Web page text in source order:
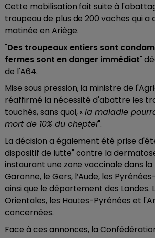
Cette mobilisation fait suite à
troupeau de plus de 200 vaches qui a
matinée en Ariège.
"Des troupeaux entiers sont
fermes sont en danger immédiat"
de l'A64.
Mise sous pression, la ministre de
réaffirmé la nécessité d'abattre les
touchés, sans quoi, «la maladie
mort de 10% du cheptel".
La décision a également été prise
dispositif de lutte" contre la
instaurant une zone vaccinale dans la
Garonne, le Gers, l’Aude, les
ainsi que le département des Landes.
Orientales, les Hautes-Pyrénées et
concernées.
Face à ces annonces, la